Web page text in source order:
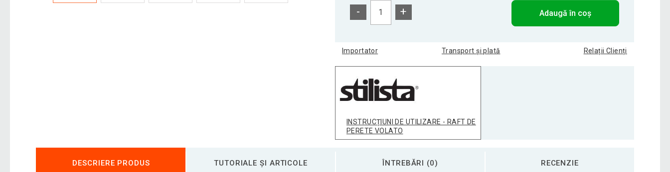
Raft de perete stilist Volato, 50 cm, alb lucios
Raft de perete Stilist Volato, 60 cm, alb lucios 88,02 Lei
Raft de perete stilist Volato, 70 cm, alb lucios
Raft de perete stilist Volato, 80 cm, alb lucios
- + Adaugă în coș
Importator Transport și plată Relații Clienți
INSTRUCȚIUNI DE UTILIZARE - RAFT DE
PERETE VOLATO
DESCRIERE PRODUS TUTORIALE ȘI ARTICOLE ÎNTREBĂRI (0) RECENZIE